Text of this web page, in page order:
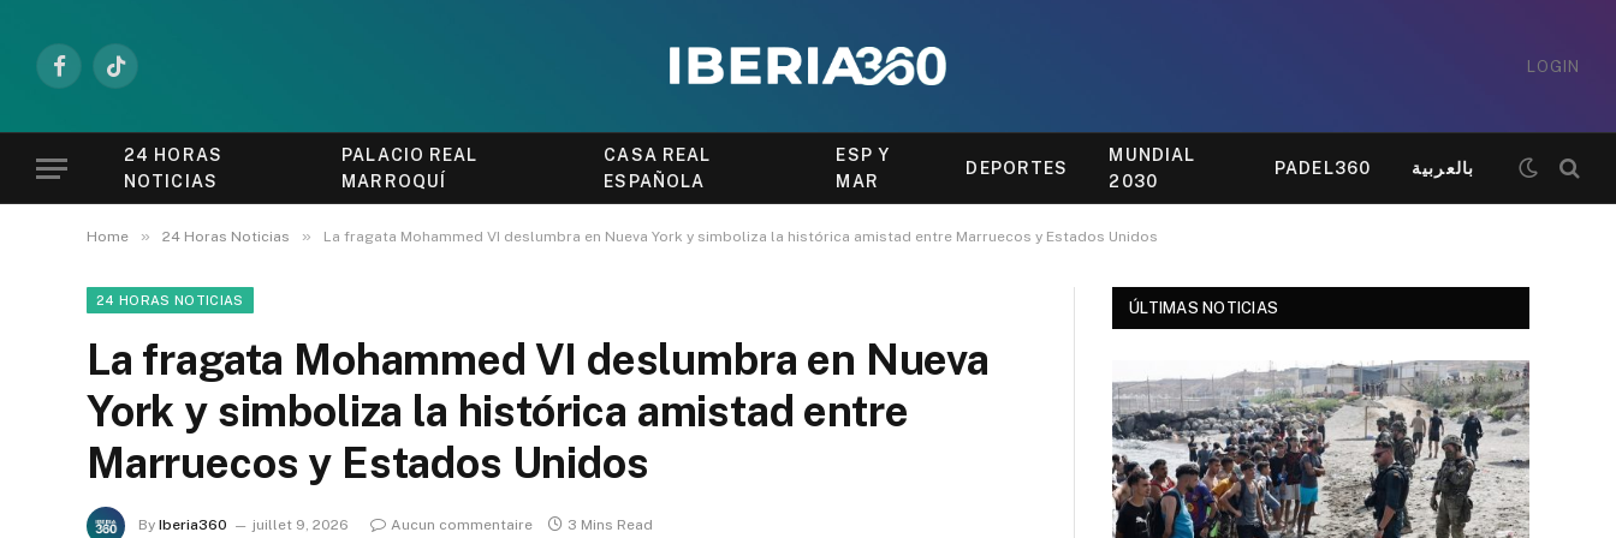
FacebookTikTok
LOGIN
24 HORAS
NOTICIAS
PALACIO REAL
MARROQUÍ
CASA REAL
ESPAÑOLA
ESP Y
MAR
DEPORTES
MUNDIAL
2030
PADEL360 بالعربية
Home » 24 Horas Noticias » La fragata Mohammed VI deslumbra en Nueva York y simboliza la histórica amistad entre Marruecos y Estados Unidos
24 HORAS NOTICIAS
La fragata Mohammed VI deslumbra en Nueva
York y simboliza la histórica amistad entre
Marruecos y Estados Unidos
By Iberia360 juillet 9, 2026 Aucun commentaire 3 Mins Read
ÚLTIMAS NOTICIAS